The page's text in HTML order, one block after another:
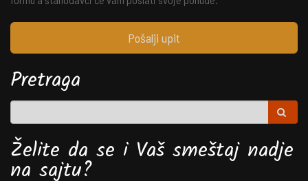
Pošalji upit
Pretraga
Želite da se i Vaš smeštaj nadje
na sajtu?